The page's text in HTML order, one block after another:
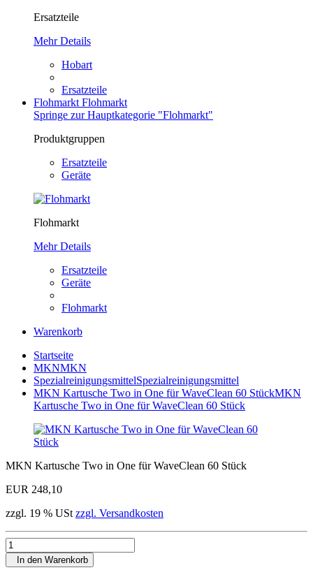
Ersatzteile
Mehr Details
Hobart
Ersatzteile
Flohmarkt Flohmarkt
Springe zur Hauptkategorie "Flohmarkt"
Produktgruppen
Ersatzteile
Geräte
Flohmarkt
Mehr Details
Ersatzteile
Geräte
Flohmarkt
Warenkorb
Startseite
MKNMKN
SpezialreinigungsmittelSpezialreinigungsmittel
MKN Kartusche Two in One für WaveClean 60 StückMKN
Kartusche Two in One für WaveClean 60 Stück
MKN Kartusche Two in One für WaveClean 60 Stück
EUR 248,10
zzgl. 19 % USt zzgl. Versandkosten
In den Warenkorb